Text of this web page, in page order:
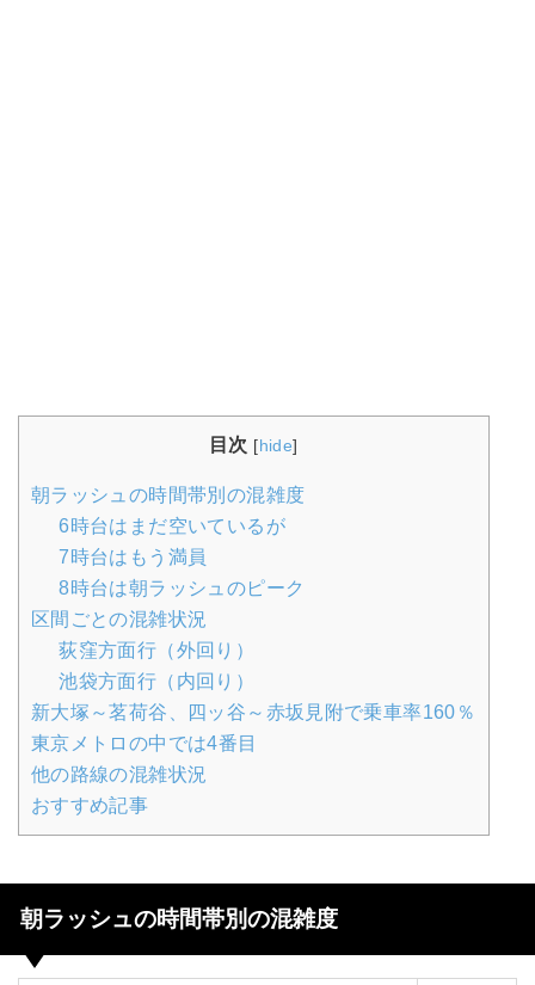
目次 [hide]
朝ラッシュの時間帯別の混雑度
6時台はまだ空いているが
7時台はもう満員
8時台は朝ラッシュのピーク
区間ごとの混雑状況
荻窪方面行（外回り）
池袋方面行（内回り）
新大塚～茗荷谷、四ッ谷～赤坂見附で乗車率160％
東京メトロの中では4番目
他の路線の混雑状況
おすすめ記事
朝ラッシュの時間帯別の混雑度